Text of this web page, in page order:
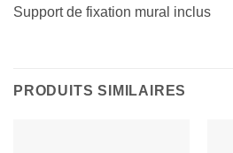
Support de fixation mural inclus
PRODUITS SIMILAIRES